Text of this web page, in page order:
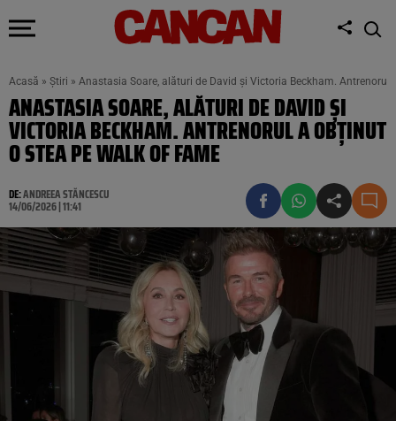
Acasă » Știri » Anastasia Soare, alături de David și Victoria Beckham. Antrenorul
ANASTASIA SOARE, ALĂTURI DE DAVID ȘI
VICTORIA BECKHAM. ANTRENORUL A OBȚINUT
O STEA PE WALK OF FAME
DE:ANDREEA STĂNCESCU
14/06/2026 | 11:41